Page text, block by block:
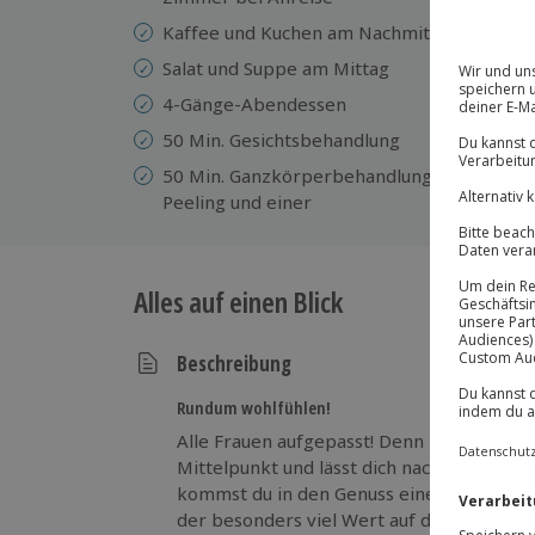
Kaffee und Kuchen am Nachmittag
Salat und Suppe am Mittag
4-Gänge-Abendessen
50 Min. Gesichtsbehandlung
50 Min. Ganzkörperbehandlung mit
Peeling und einer
Alles auf einen Blick
Beschreibung
Rundum wohlfühlen!
Alle Frauen aufgepasst! Denn bei deinem
Mittelpunkt und lässt dich nach allen
kommst du in den Genuss einer
der besonders viel Wert auf deine